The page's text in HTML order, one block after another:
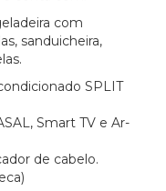
com
sanduicheira,
SPLIT
Smart TV e Ar-
de cabelo.